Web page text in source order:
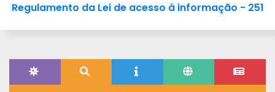
Regulamento da Lei de acesso à informação - 251